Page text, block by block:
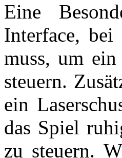
Eine
Interface,
muss, um
steuern.
ein
das Spiel
zu steuern.